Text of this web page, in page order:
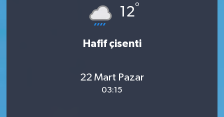
12°
Hafif çisenti
22 Mart Pazar
03:15